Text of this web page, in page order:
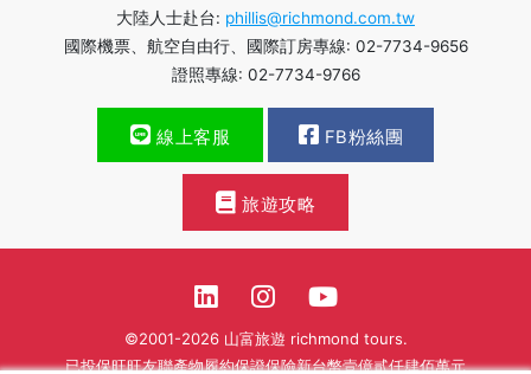
大陸人士赴台: phillis@richmond.com.tw
國際機票、航空自由行、國際訂房專線: 02-7734-9656
證照專線: 02-7734-9766
線上客服 FB粉絲團
旅遊攻略
©2001-2026 山富旅遊 richmond tours.
已投保旺旺友聯產物履約保證保險新台幣壹億貳仟肆佰萬元